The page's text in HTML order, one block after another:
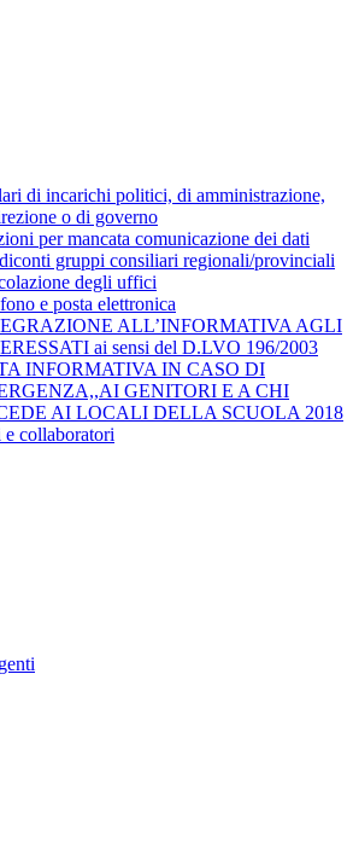
di incarichi politici, di amministrazione,
o di governo
per mancata comunicazione dei dati
gruppi consiliari regionali/provinciali
degli uffici
e posta elettronica
ALL’INFORMATIVA AGLI
ai sensi del D.LVO 196/2003
INFORMATIVA IN CASO DI
GENITORI E A CHI
AI LOCALI DELLA SCUOLA 2018
e collaboratori